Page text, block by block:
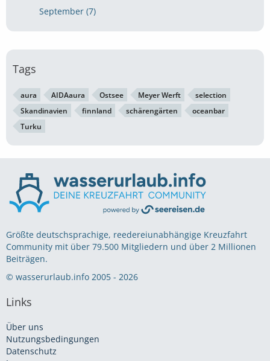
September (7)
Tags
aura AIDAaura Ostsee Meyer Werft
selection
Skandinavien
finnland schärengärten
oceanbar
Turku
Größte deutschsprachige, reedereiunabhängige Kreuzfahrt
Community mit über 79.500 Mitgliedern und über 2 Millionen
Beiträgen.
© wasserurlaub.info 2005 - 2026
Links
Über uns
Nutzungsbedingungen
Datenschutz